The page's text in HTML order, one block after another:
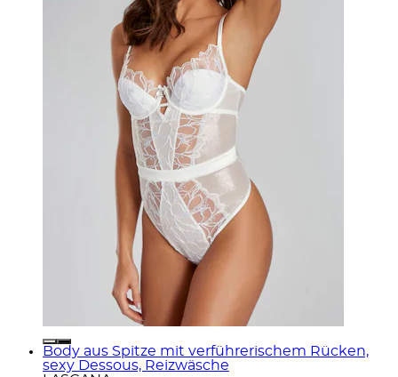
Body aus Spitze mit verführerischem Rücken,
sexy Dessous, Reizwäsche